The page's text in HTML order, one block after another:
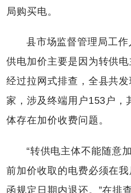
局购买电。
县市场监督管理局工
供电加价主要是因为转供电
经过拉网式排查，全县共
家，涉及终端用户153户，
体存在加价收费问题。
“转供电主体不能随意
前加价收取的电费必须在
函规定日期内退还。”在排